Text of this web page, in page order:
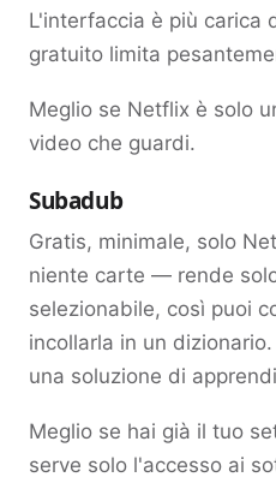
L'interfaccia è più carica
gratuito limita
Meglio se Netflix è solo
video che guardi.
Subadub
Gratis, minimale, solo
niente carte — rende
selezionabile, così puoi
incollarla in un
una soluzione di
Meglio se hai già il tuo
serve solo l'accesso ai